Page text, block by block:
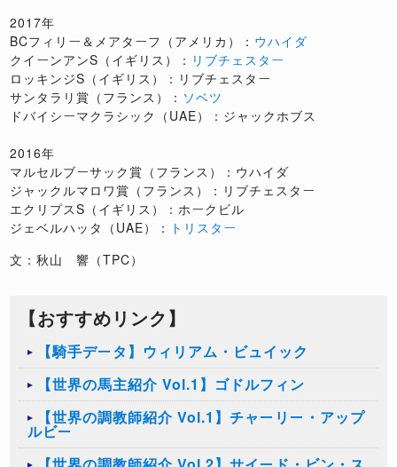
2017年
BCフィリー＆メアターフ（アメリカ）： ウハイダ
クイーンアンS（イギリス）： リブチェスター
ロッキンジS（イギリス）：リブチェスター
サンタラリ賞（フランス）： ソベツ
ドバイシーマクラシック（UAE）：ジャックホブス
2016年
マルセルブーサック賞（フランス）：ウハイダ
ジャックルマロワ賞（フランス）：リブチェスター
エクリプスS（イギリス）：ホークビル
ジェベルハッタ（UAE）： トリスター
文：秋山 響（TPC）
【おすすめリンク】
【騎手データ】ウィリアム・ビュイック
【世界の馬主紹介 Vol.1】ゴドルフィン
【世界の調教師紹介 Vol.1】チャーリー・アップ
ルビー